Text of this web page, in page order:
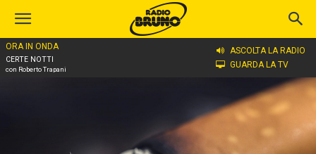
ORA IN ONDA
CERTE NOTTI
con Roberto Trapani
ASCOLTA LA RADIO
GUARDA LA TV
Home